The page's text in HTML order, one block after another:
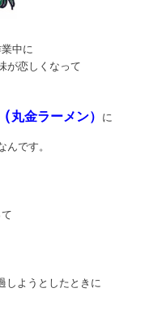
中に
が恋しくなって
丸金ラーメン） に
です。
しようとしたときに